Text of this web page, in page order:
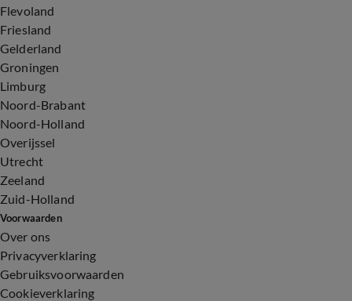
Flevoland
Friesland
Gelderland
Groningen
Limburg
Noord-Brabant
Noord-Holland
Overijssel
Utrecht
Zeeland
Zuid-Holland
Voorwaarden
Over ons
Privacyverklaring
Gebruiksvoorwaarden
Cookieverklaring